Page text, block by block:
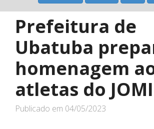
Prefeitura de
Ubatuba
homenagem
atletas do JOMI
Publicado em 04/05/2023